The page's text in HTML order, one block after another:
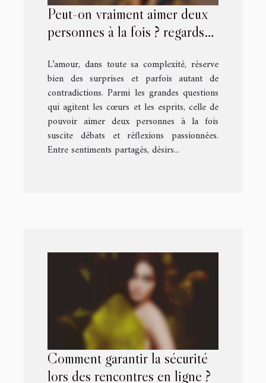
Peut-on vraiment aimer deux
personnes à la fois ? regards
L’amour, dans toute sa complexité, réserve
bien des surprises et parfois autant de
contradictions. Parmi les grandes questions
qui agitent les cœurs et les esprits, celle de
pouvoir aimer deux personnes à la fois
suscite débats et réflexions passionnées.
Entre sentiments partagés, désirs...
Comment garantir la sécurité
lors des rencontres en ligne ?